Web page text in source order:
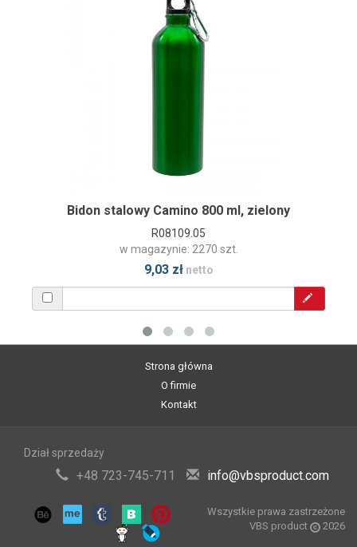
Bidon stalowy Camino 800 ml, zielony
R08109.05
w magazynie: 2270 szt.
9,03 złnetto
Strona główna
O firmie
Kontakt
Dział sprzedaży
+48 723-745-711 info@vbsproduct.com
Wszystkie prawa zastrzeżone
VBS product
2026